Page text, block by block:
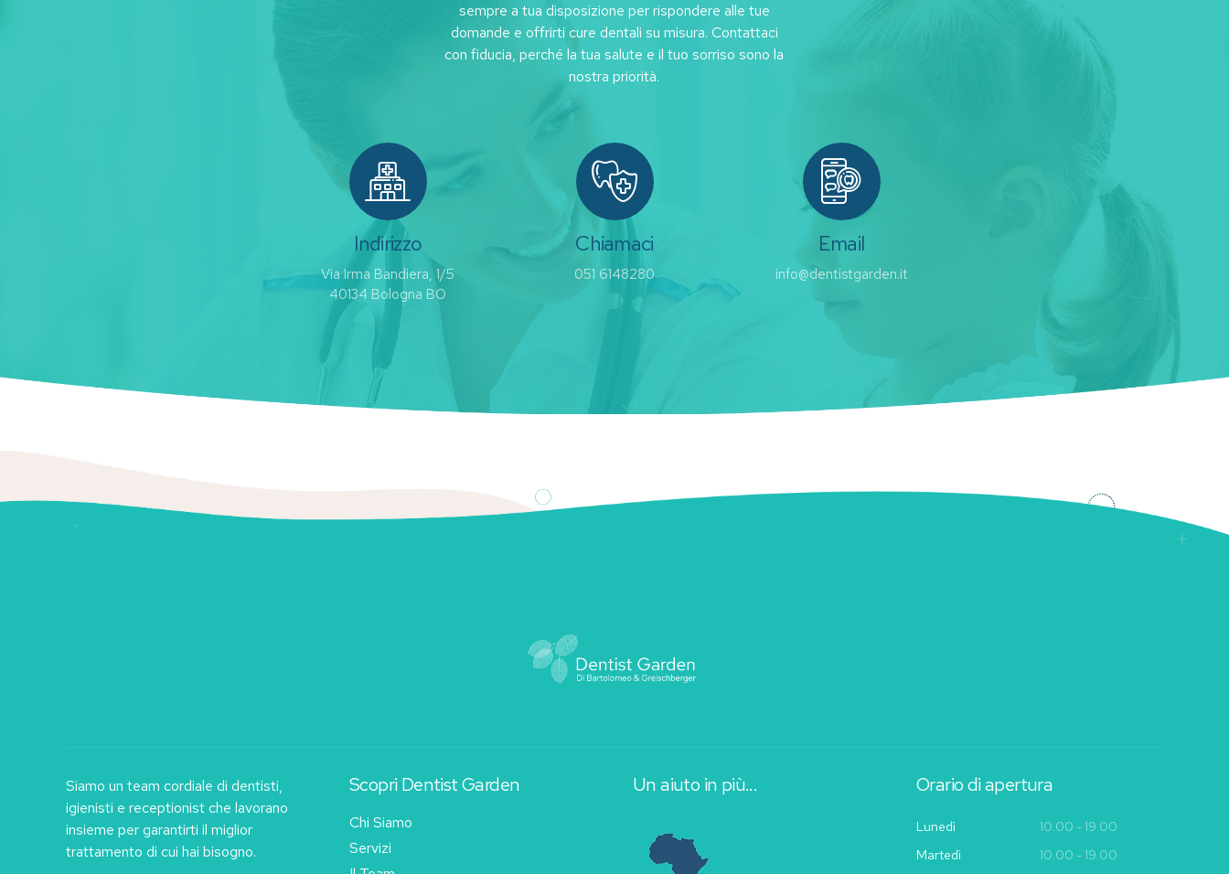
sempre a tua disposizione per rispondere alle tue
domande e offrirti cure dentali su misura. Contattaci
con fiducia, perché la tua salute e il tuo sorriso sono la
nostra priorità.
Indirizzo
Via Irma Bandiera, 1/5
40134 Bologna BO
Chiamaci
051 6148280
Email
info@dentistgarden.it
Siamo un team cordiale di dentisti,
igienisti e receptionist che lavorano
insieme per garantirti il miglior
trattamento di cui hai bisogno.
Scopri Dentist Garden
Chi Siamo
Servizi
Un aiuto in più... Orario di apertura
Lunedì
10.00 - 19.00
Martedì
10.00 - 19.00